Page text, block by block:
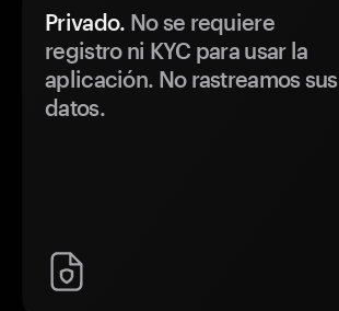
Privado. No se requiere
registro ni KYC para usar la
aplicación. No rastreamos sus
datos.